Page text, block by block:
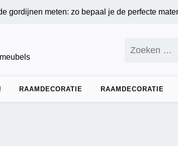
meten: zo bepaal je de perfecte maten
naar:
RAAMDECORATIE RAAMDECORATIE